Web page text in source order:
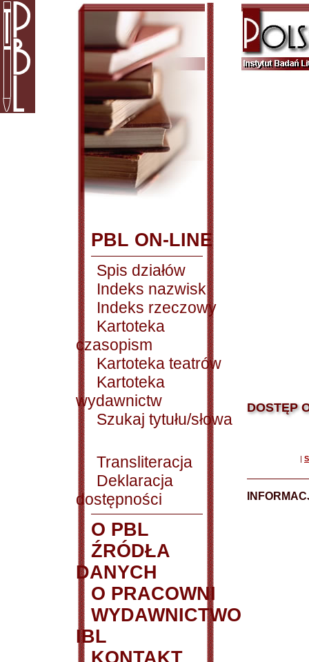
PBL ON-LINE
Spis działów
Indeks nazwisk
Indeks rzeczowy
Kartoteka
czasopism
Kartoteka teatrów
Kartoteka
wydawnictw
Szukaj tytułu/słowa
Transliteracja
Deklaracja
dostępności
O PBL
ŹRÓDŁA
DANYCH
O PRACOWNI
WYDAWNICTWO
IBL
KONTAKT
DOSTĘP
|